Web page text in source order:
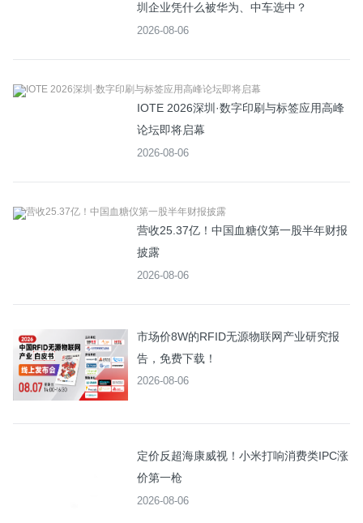
圳企业凭什么被华为、中车选中？
2026-08-06
IOTE 2026深圳·数字印刷与标签应用高峰
论坛即将启幕
2026-08-06
营收25.37亿！中国血糖仪第一股半年财报
披露
2026-08-06
市场价8W的RFID无源物联网产业研究报
告，免费下载！
2026-08-06
定价反超海康威视！小米打响消费类IPC涨
价第一枪
2026-08-06